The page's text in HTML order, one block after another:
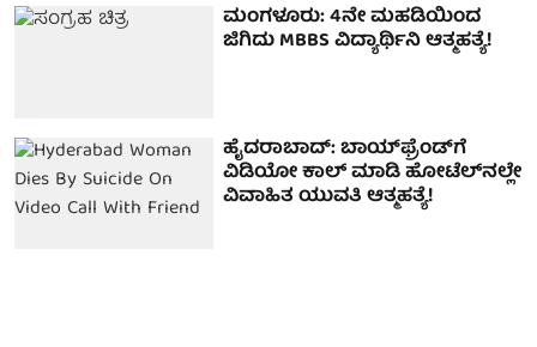
ಮಂಗಳೂರು: 4ನೇ ಮಹಡಿಯಿಂದ
ಜಿಗಿದು MBBS ವಿದ್ಯಾರ್ಥಿನಿ ಆತ್ಮಹತ್ಯೆ!
ಹೈದರಾಬಾದ್‌: ಬಾಯ್​ಫ್ರೆಂಡ್​ಗೆ
ವಿಡಿಯೋ ಕಾಲ್ ಮಾಡಿ ಹೋಟೆಲ್‌ನಲ್ಲೇ
ವಿವಾಹಿತ ಯುವತಿ ಆತ್ಮಹತ್ಯೆ!